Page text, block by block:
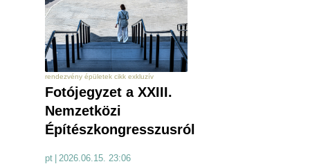
rendezvény épületek cikk exkluzív
Fotójegyzet a XXIII.
Nemzetközi
Építészkongresszusról
pt | 2026.06.15. 23:06